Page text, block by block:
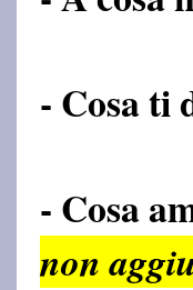
- Cosa ti
- Cosa
non